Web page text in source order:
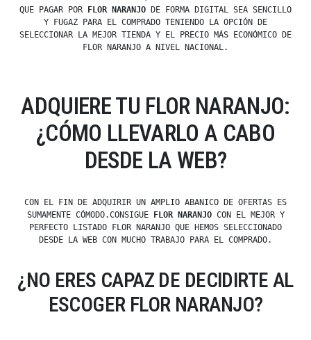
QUE PAGAR POR
FLOR NARANJO DE FORMA DIGITAL SEA SENCILLO
Y FUGAZ PARA EL COMPRADO TENIENDO LA OPCIÓN DE
SELECCIONAR LA MEJOR TIENDA Y EL PRECIO MÁS ECONÓMICO DE
FLOR NARANJO A NIVEL NACIONAL.
ADQUIERE TU FLOR NARANJO:
¿CÓMO LLEVARLO A CABO
DESDE LA WEB?
CON EL FIN DE ADQUIRIR UN AMPLIO ABANICO DE OFERTAS ES
SUMAMENTE CÓMODO.CONSIGUE
FLOR NARANJOCON EL MEJOR Y
PERFECTO LISTADO FLOR NARANJO QUE HEMOS SELECCIONADO
DESDE LA WEB CON MUCHO TRABAJO PARA EL COMPRADO.
¿NO ERES CAPAZ DE DECIDIRTE AL
ESCOGER FLOR NARANJO?